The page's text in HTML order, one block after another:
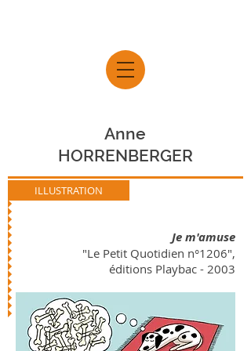
Anne
HORRENBERGER
ILLUSTRATION
Je m'amuse
"Le Petit Quotidien n°1206",
éditions Playbac - 2003